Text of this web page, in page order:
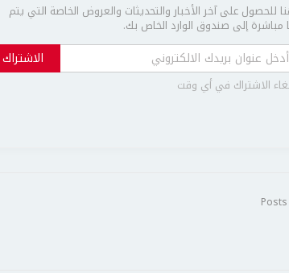
للحصول على آخر الأخبار والتحديثات والعروض الخاصة التي يتم
إلى صندوق الوارد الخاص بك.
الاشتراك
الاشتراك في أي وقت